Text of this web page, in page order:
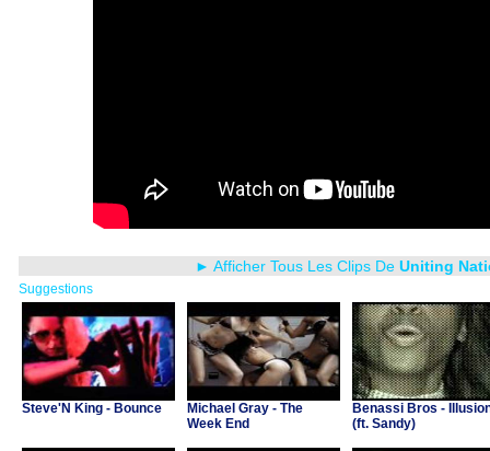
► Afficher Tous Les Clips De Uniting
Suggestions
Steve'N King - Bounce
Michael Gray - The
Week End
Benassi Bros -
(ft. Sandy)